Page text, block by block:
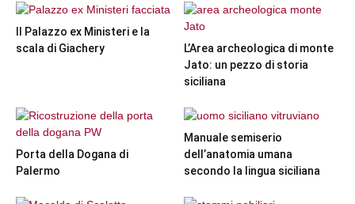
Il Palazzo ex Ministeri e la
scala di Giachery
L’Area archeologica di monte
Jato: un pezzo di storia
siciliana
Porta della Dogana di
Palermo
Manuale semiserio
dell’anatomia umana
secondo la lingua siciliana